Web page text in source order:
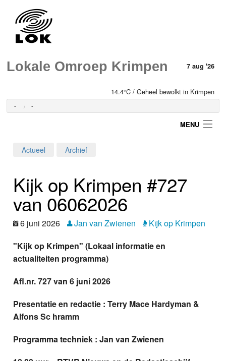
Lokale Omroep Krimpen 7 aug '26
14.4°C / Geheel bewolkt in Krimpen
- -
MENU
Home
Programma's
Foto's
Video
Webcam
Actueel Archief
Kijk op Krimpen #727
van 06­06­2026
6 juni 2026 Jan van Zwienen
Kijk op Krimpen
"Kijk op Krimpen" (Lokaal informatie en
actualiteiten programma)
Afl.nr. 727 van 6 juni 2026
Presentatie en redactie : Terry Mace Hardyman &
Alfons Sc hramm
Programma techniek : Jan van Zwienen